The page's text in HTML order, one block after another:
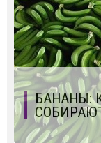
БАНАНЫ: